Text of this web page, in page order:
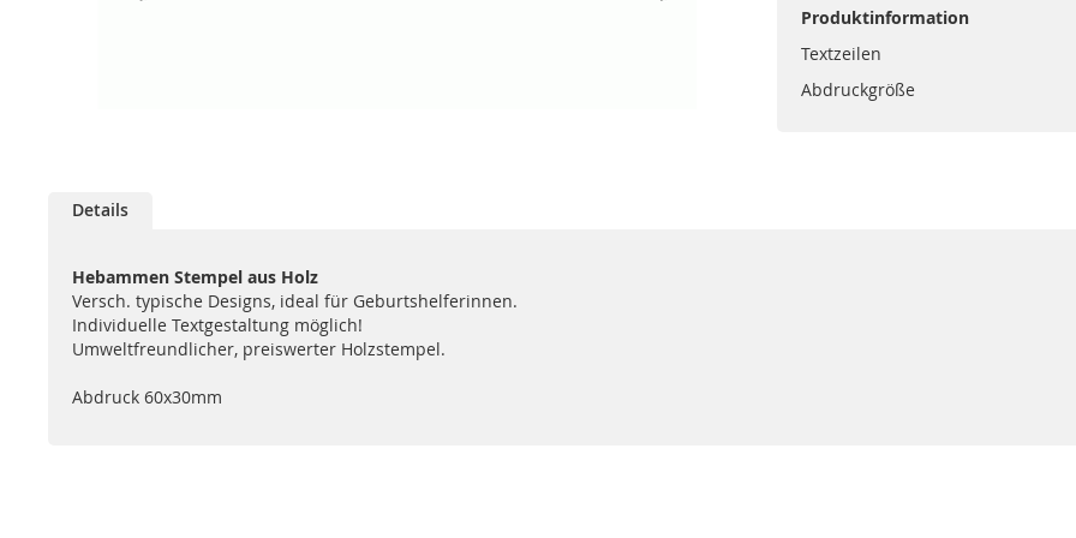
der
springen
Produktinformation
Textzeilen
Abdruckgröße
Details
Hebammen Stempel aus Holz
Versch. typische Designs, ideal für Geburtshelferinnen.
Individuelle Textgestaltung möglich!
Umweltfreundlicher, preiswerter Holzstempel.
Abdruck 60x30mm